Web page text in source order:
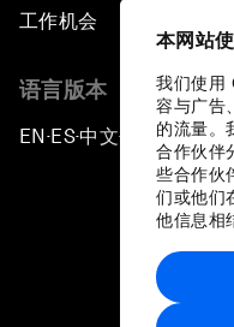
本网站
我们使用
容与广告
的流量。
合作伙伴
些合作伙
们或他们
他信息相
工作机会
语言版本
EN ▪ ES▪中文▪ 日本語